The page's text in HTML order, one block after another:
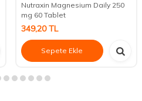
Nutraxin Magnesium Daily 250
mg 60 Tablet
349,20TL
Sepete Ekle